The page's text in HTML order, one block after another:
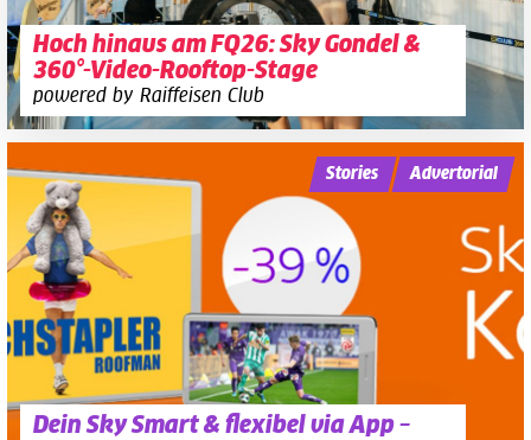
Hoch hinaus am FQ26: Sky Gondel &
360°-Video-Rooftop-Stage
powered by Raiffeisen Club
Dein Sky Smart & flexibel via App –
Stories Advertorial